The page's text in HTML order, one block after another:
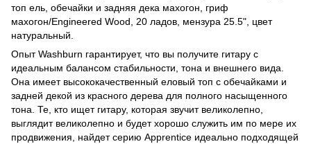
топ ель, обечайки и задняя дека махогон, гриф
махогон/Engineered Wood, 20 ладов, мензура 25.5", цвет
натуральный.
Опыт Washburn гарантирует, что вы получите гитару с
идеальным балансом стабильности, тона и внешнего вида.
Она имеет высококачественный еловый топ с обечайками и
задней декой из красного дерева для полного насыщенного
тона. Те, кто ищет гитару, которая звучит великолепно,
выглядит великолепно и будет хорошо служить им по мере их
продвижения, найдет серию Apprentice идеально подходящей